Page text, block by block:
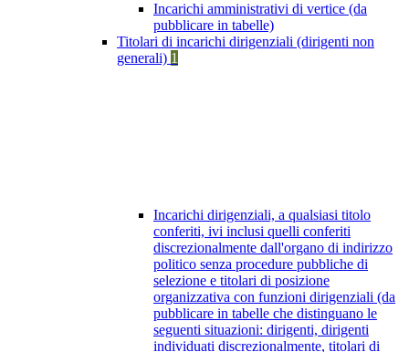
Incarichi amministrativi di vertice (da
pubblicare in tabelle)
Titolari di incarichi dirigenziali (dirigenti non
generali) 1
Incarichi dirigenziali, a qualsiasi titolo
conferiti, ivi inclusi quelli conferiti
discrezionalmente dall'organo di indirizzo
politico senza procedure pubbliche di
selezione e titolari di posizione
organizzativa con funzioni dirigenziali (da
pubblicare in tabelle che distinguano le
seguenti situazioni: dirigenti, dirigenti
individuati discrezionalmente, titolari di